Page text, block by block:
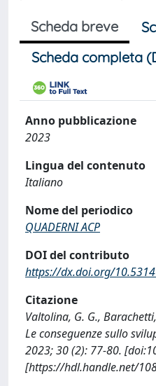
Scheda breve
Scheda completa
Anno pubblicazione
2023
Lingua del contenuto
Italiano
Nome del periodico
QUADERNI ACP
DOI del contributo
https://dx.doi.org/
Citazione
Valtolina, G. G.,
Le conseguenze sullo
2023; 30 (2): 77-80.
[https://hdl.handle.net/